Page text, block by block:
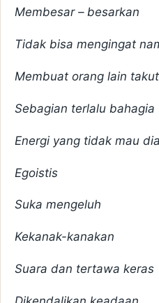
Membesar – besarkan
Tidak bisa mengingat
Membuat orang lain takut
Sebagian terlalu bahagia
Energi yang tidak mau
Egoistis
Suka mengeluh
Kekanak-kanakan
Suara dan tertawa keras